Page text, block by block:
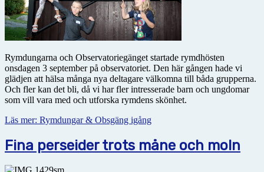
Rymdungarna och Observatoriegänget startade rymdhösten
onsdagen 3 september på observatoriet. Den här gången hade vi
glädjen att hälsa många nya deltagare välkomna till båda grupperna.
Och fler kan det bli, då vi har fler intresserade barn och ungdomar
som vill vara med och utforska rymdens skönhet.
Läs mer: Rymdungar & Obsgäng igång
Fina perseider trots måne och moln